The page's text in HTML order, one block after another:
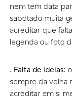
nem tem data
sabotado muita
acreditar que
legenda ou foto
. Falta de ideias:
sempre da velha
acreditar em si